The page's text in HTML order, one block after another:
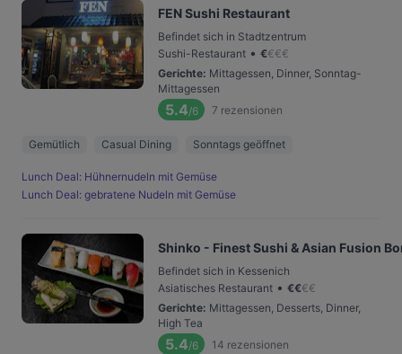
FEN Sushi Restaurant
Befindet sich in Stadtzentrum
Sushi-Restaurant • €€€€
Gerichte: Mittagessen, Dinner, Sonntag-
Mittagessen
5.4/6 7 rezensionen
Gemütlich Casual Dining Sonntags geöffnet
Lunch Deal: Hühnernudeln mit Gemüse
Lunch Deal: gebratene Nudeln mit Gemüse
Shinko - Finest Sushi & Asian Fusion
Befindet sich in Kessenich
Asiatisches Restaurant • €€€€
Gerichte: Mittagessen, Desserts, Dinner,
High Tea
5.4/6 14 rezensionen